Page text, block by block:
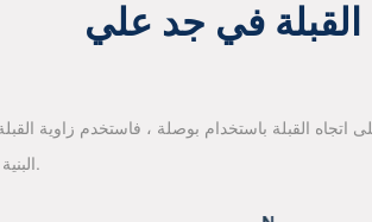
القبلة في جد علي
القبلة باستخدام بوصلة ، فاستخدم زاوية
البنية الأساسية لخرائط جوجل للعثور على اتجاه القبلة.